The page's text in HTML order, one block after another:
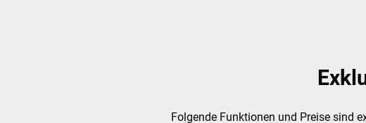
Folgende Funktionen und Preise sind